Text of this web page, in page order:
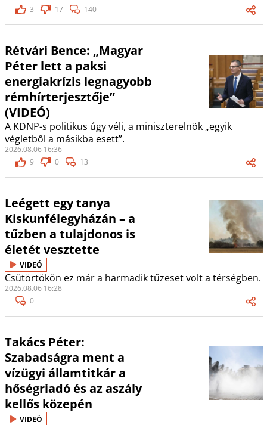
3
17 140
Rétvári Bence: „Magyar
Péter lett a paksi
energiakrízis legnagyobb
rémhírterjesztője”
(VIDEÓ)
A KDNP-s politikus úgy véli, a miniszterelnök „egyik
végletből a másikba esett”.
2026.08.06 16:36
9
0 13
Leégett egy tanya
Kiskunfélegyházán – a
tűzben a tulajdonos is
életét vesztette
VIDEÓ
Csütörtökön ez már a harmadik tűzeset volt a térségben.
2026.08.06 16:28
0
Takács Péter:
Szabadságra ment a
vízügyi államtitkár a
hőségriadó és az aszály
kellős közepén
VIDEÓ